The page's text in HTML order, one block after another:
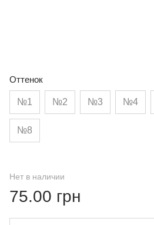
Оттенок
№1 №2 №3 №4
№8
Нет в наличии
75.00 грн